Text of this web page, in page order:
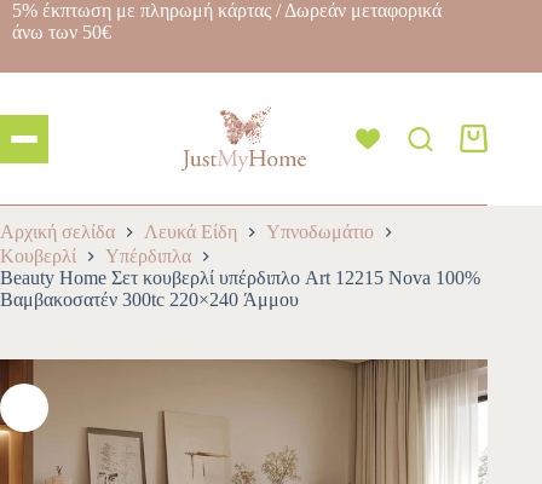
5% έκπτωση με πληρωμή κάρτας / Δωρεάν μεταφορικά
άνω των 50€
Αρχική σελίδα Λευκά Είδη
Υπνοδωμάτιο
Κουβερλί
Yπέρδιπλα
Beauty Home Σετ κουβερλί υπέρδιπλο Art 12215 Nova 100%
Βαμβακοσατέν 300tc 220×240 Άμμου
-10%